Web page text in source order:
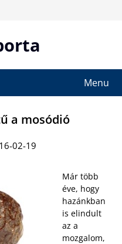
Menu
a mosódió
02-19
Már több
éve, hogy
hazánkban
is elindult
az a
mozgalom,